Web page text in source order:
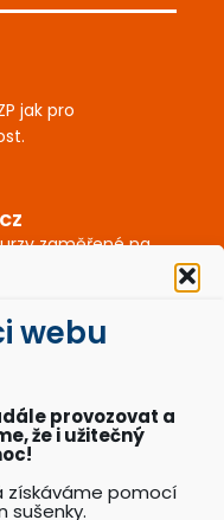
webu
provozovat a
že i užitečný
získáváme pomocí
sušenky.
jak pro
zaměřené na
vzorových
na